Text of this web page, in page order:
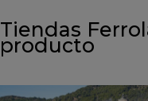
Tiendas
producto